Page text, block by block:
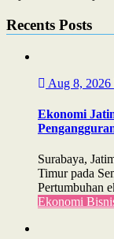
Recents Posts
Aug 8, 2026
Ekonomi
Surabaya,
Timur pada
Pertumbuhan
Ekonomi